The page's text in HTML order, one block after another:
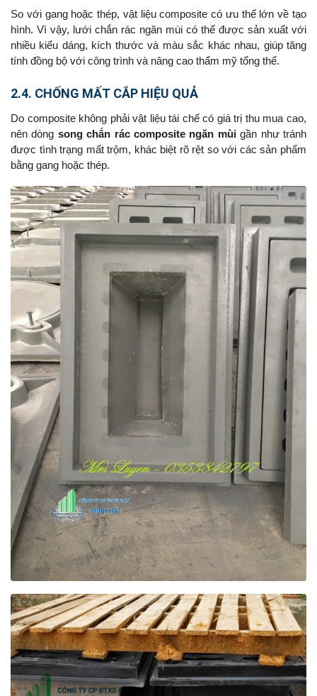
So với gang hoặc thép, vật liệu composite có ưu thế lớn về tạo
hình. Vì vậy, lưới chắn rác ngăn mùi có thể được sản xuất với
nhiều kiểu dáng, kích thước và màu sắc khác nhau, giúp tăng
tính đồng bộ với công trình và nâng cao thẩm mỹ tổng thể.
2.4. CHỐNG MẤT CẮP HIỆU QUẢ
Do composite không phải vật liệu tái chế có giá trị thu mua cao,
nên dòng song chắn rác composite ngăn mùigần như tránh
được tình trạng mất trộm, khác biệt rõ rệt so với các sản phẩm
bằng gang hoặc thép.